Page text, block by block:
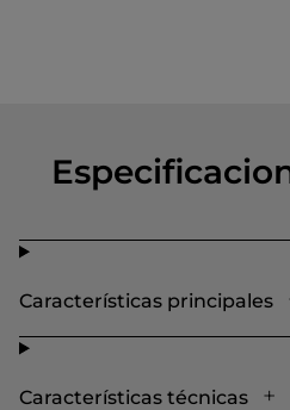
Características principales
Características técnicas